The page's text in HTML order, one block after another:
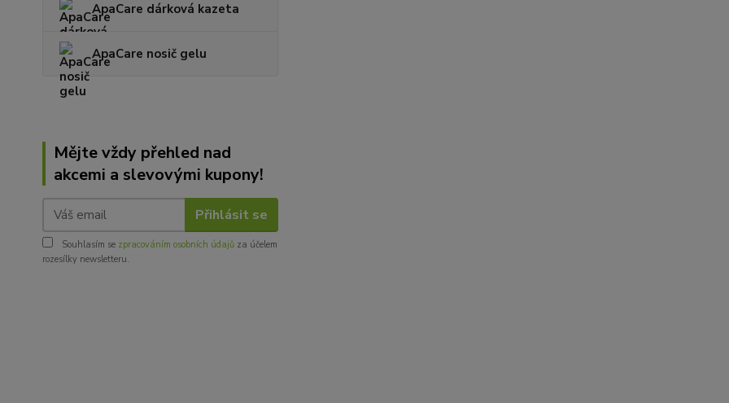
ApaCare dárková kazeta
ApaCare nosič gelu
Mějte vždy přehled nad
akcemi a slevovými kupony!
Přihlásit se
Souhlasím se zpracováním osobních údajů za účelem
rozesílky newsletteru.